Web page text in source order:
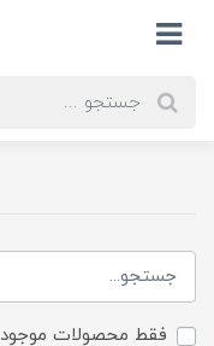
فقط محصولات موجود